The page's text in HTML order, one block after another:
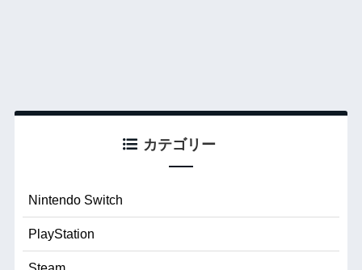
カテゴリー
Nintendo Switch
PlayStation